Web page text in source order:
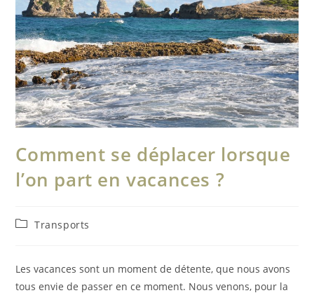
Comment se déplacer lorsque
l’on part en vacances ?
PostTransports
Les vacances sont un moment de détente, que nous avons
tous envie de passer en ce moment. Nous venons, pour la